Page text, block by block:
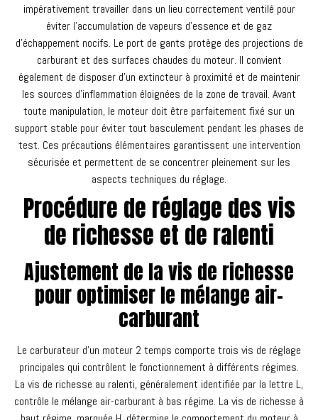
impérativement travailler dans un lieu correctement ventilé pour
éviter l’accumulation de vapeurs d’essence et de gaz
d’échappement nocifs. Le port de gants protège des projections de
carburant et des surfaces chaudes du moteur. Il convient
également de disposer d’un extincteur à proximité et de maintenir
les sources d’inflammation éloignées de la zone de travail. Avant
toute manipulation, le moteur doit être parfaitement fixé sur un
support stable pour éviter tout basculement pendant les phases de
test. Ces précautions élémentaires garantissent une intervention
sécurisée et permettent de se concentrer pleinement sur les
aspects techniques du réglage.
Procédure de réglage des vis
de richesse et de ralenti
Ajustement de la vis de richesse
pour optimiser le mélange air-
carburant
Le carburateur d’un moteur 2 temps comporte trois vis de réglage
principales qui contrôlent le fonctionnement à différents régimes.
La vis de richesse au ralenti, généralement identifiée par la lettre L,
contrôle le mélange air-carburant à bas régime. La vis de richesse à